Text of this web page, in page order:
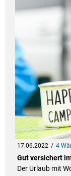
17.06.2022 4
Gut versichert
Der Urlaub mit